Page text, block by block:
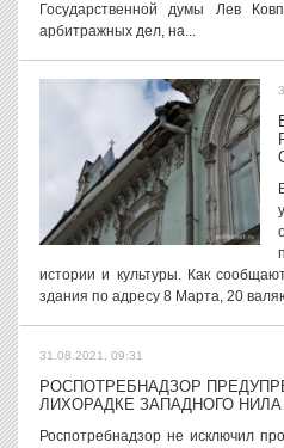
Государственной думы Лев
арбитражных дел, на...
истории и культуры. Как
здания по адресу 8 Марта, 20
31.08.2021, 09:31
РОСПОТРЕБНАДЗОР
ЛИХОРАДКЕ ЗАПАДНОГО НИЛА
Роспотребнадзор не исключил